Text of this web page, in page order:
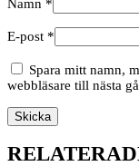
Namn *
E-post *
Spara mitt namn,
webbläsare till nästa